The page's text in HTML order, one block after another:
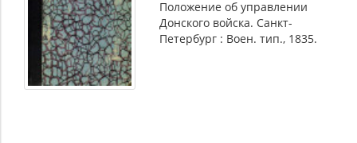
Положение об управлении
Донского войска. Санкт-
Петербург : Воен. тип., 1835.